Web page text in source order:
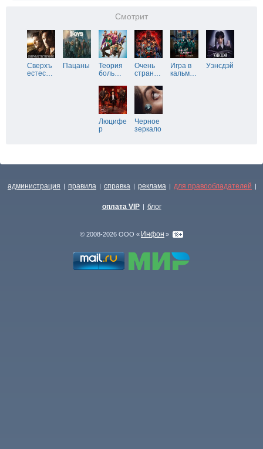
Смотрит
Сверхъ
естес…
Пацаны
Теория
боль…
Очень
стран…
Игра в
кальм…
Уэнсдэй
Люцифе
р
Черное
зеркало
администрация | правила | справка | реклама | для правообладателей |
оплата VIP | блог
© 2008-2026 ООО « Инфон »